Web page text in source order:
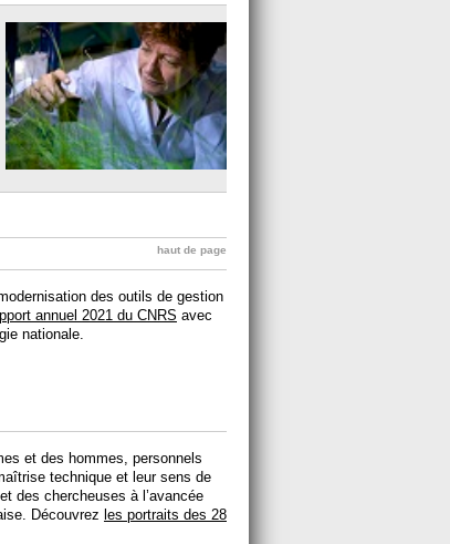
haut de page
des outils de gestion
annuel 2021 du CNRS avec
nationale.
et des hommes, personnels
technique et leur sens de
des chercheuses à l’avancée
Découvrez les portraits des 28